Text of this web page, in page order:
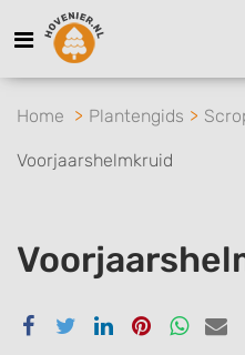
Home Plantengids
Voorjaarshelmkruid
DelenDelenDelenDelenDelen